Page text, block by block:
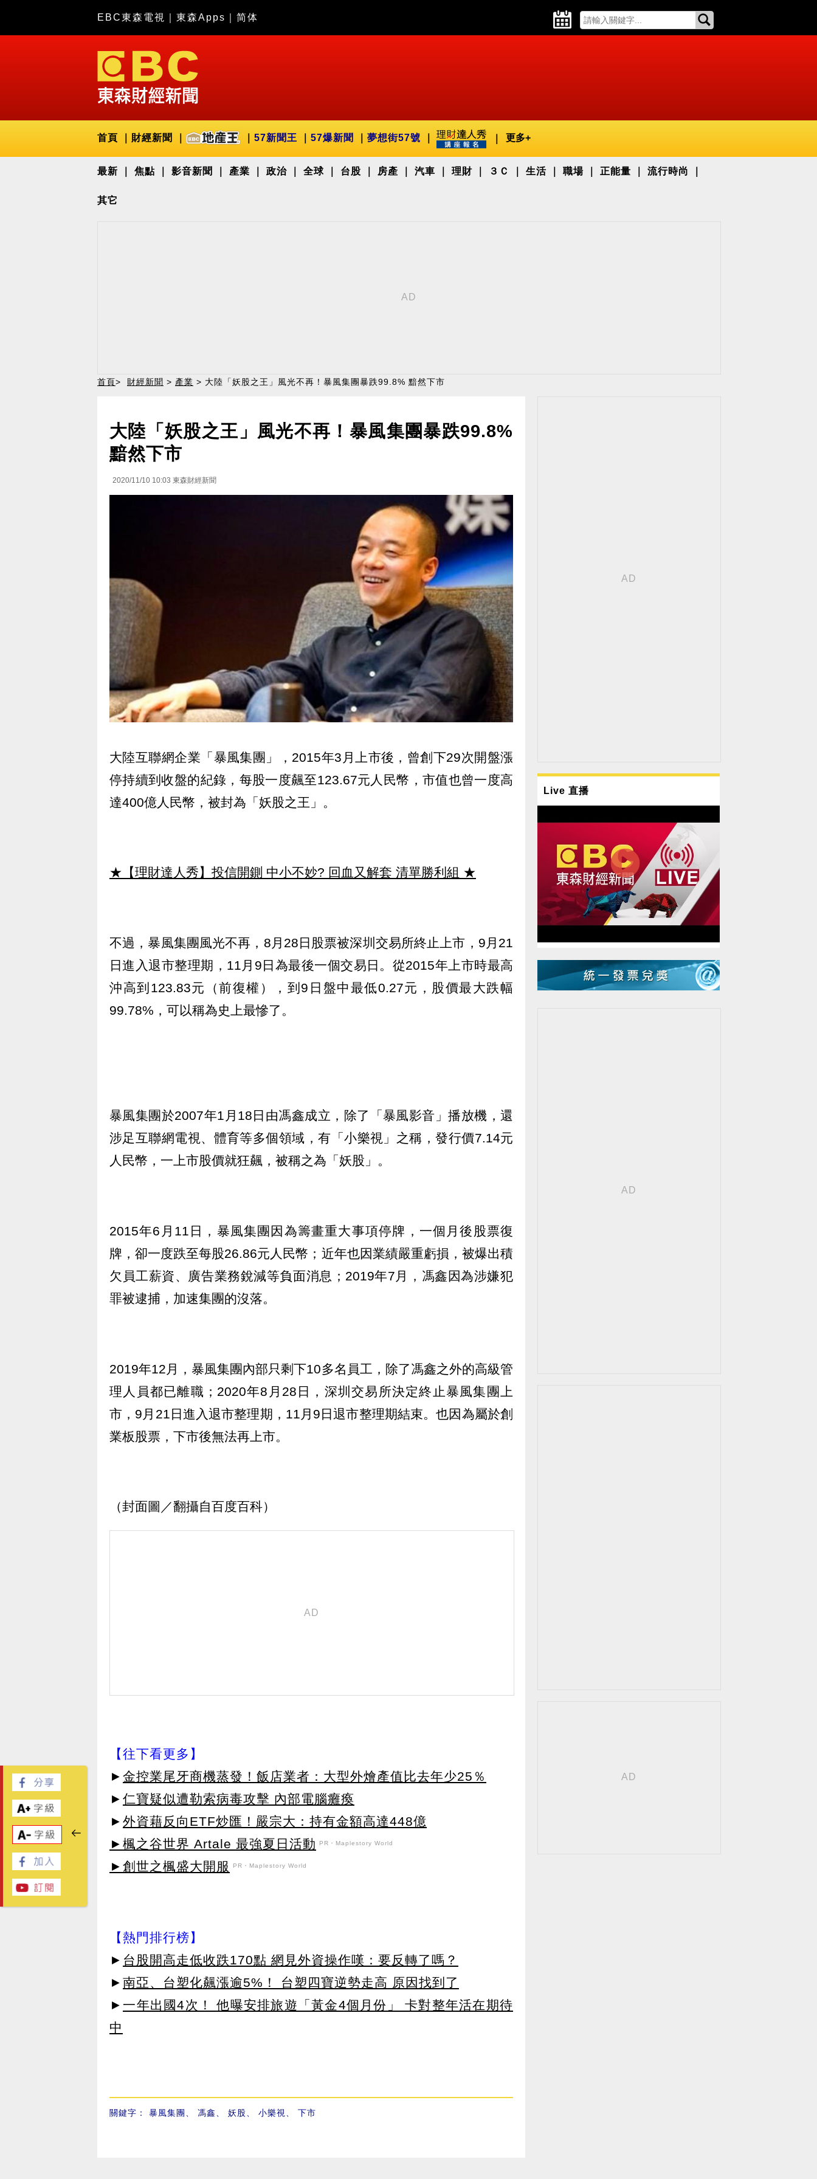
EBC東森電視 東森Apps 简体
首頁 財經新聞 57新聞王 57爆新聞 夢想街57號 更多+
最新 焦點 影音新聞 產業 政治 全球 台股 房產 汽車 理財 ３Ｃ 生活 職場 正能量 流行時尚
其它
首頁> 財經新聞 > 產業 > 大陸「妖股之王」風光不再！暴風集團暴跌99.8% 黯然下市
大陸「妖股之王」風光不再！暴風集團暴跌99.8%
黯然下市
2020/11/10 10:03 東森財經新聞
大陸互聯網企業「暴風集團」，2015年3月上市後，曾創下29次開盤漲
停持續到收盤的紀錄，每股一度飆至123.67元人民幣，市值也曾一度高
達400億人民幣，被封為「妖股之王」。
★【理財達人秀】投信開鍘 中小不妙? 回血又解套 清單勝利組 ★
不過，暴風集團風光不再，8月28日股票被深圳交易所終止上市，9月21
日進入退市整理期，11月9日為最後一個交易日。從2015年上市時最高
沖高到123.83元（前復權），到9日盤中最低0.27元，股價最大跌幅
99.78%，可以稱為史上最慘了。
暴風集團於2007年1月18日由馮鑫成立，除了「暴風影音」播放機，還
涉足互聯網電視、體育等多個領域，有「小樂視」之稱，發行價7.14元
人民幣，一上市股價就狂飆，被稱之為「妖股」。
2015年6月11日，暴風集團因為籌畫重大事項停牌，一個月後股票復
牌，卻一度跌至每股26.86元人民幣；近年也因業績嚴重虧損，被爆出積
欠員工薪資、廣告業務銳減等負面消息；2019年7月，馮鑫因為涉嫌犯
罪被逮捕，加速集團的沒落。
2019年12月，暴風集團內部只剩下10多名員工，除了馮鑫之外的高級管
理人員都已離職；2020年8月28日，深圳交易所決定終止暴風集團上
市，9月21日進入退市整理期，11月9日退市整理期結束。也因為屬於創
業板股票，下市後無法再上市。
（封面圖／翻攝自百度百科）
【往下看更多】
► 金控業尾牙商機蒸發！飯店業者：大型外燴產值比去年少25％
► 仁寶疑似遭勒索病毒攻擊 內部電腦癱瘓
► 外資藉反向ETF炒匯！嚴宗大：持有金額高達448億
►楓之谷世界 Artale 最強夏日活動
PR・Maplestory World
►創世之楓盛大開服 PR・Maplestory World
【熱門排行榜】
► 台股開高走低收跌170點 網見外資操作嘆：要反轉了嗎？
► 南亞、台塑化飆漲逾5%！ 台塑四寶逆勢走高 原因找到了
► 一年出國4次！ 他曝安排旅遊「黃金4個月份」 卡對整年活在期待
中
關鍵字： 暴風集團 馮鑫 妖股 小樂視 下市
Live 直播